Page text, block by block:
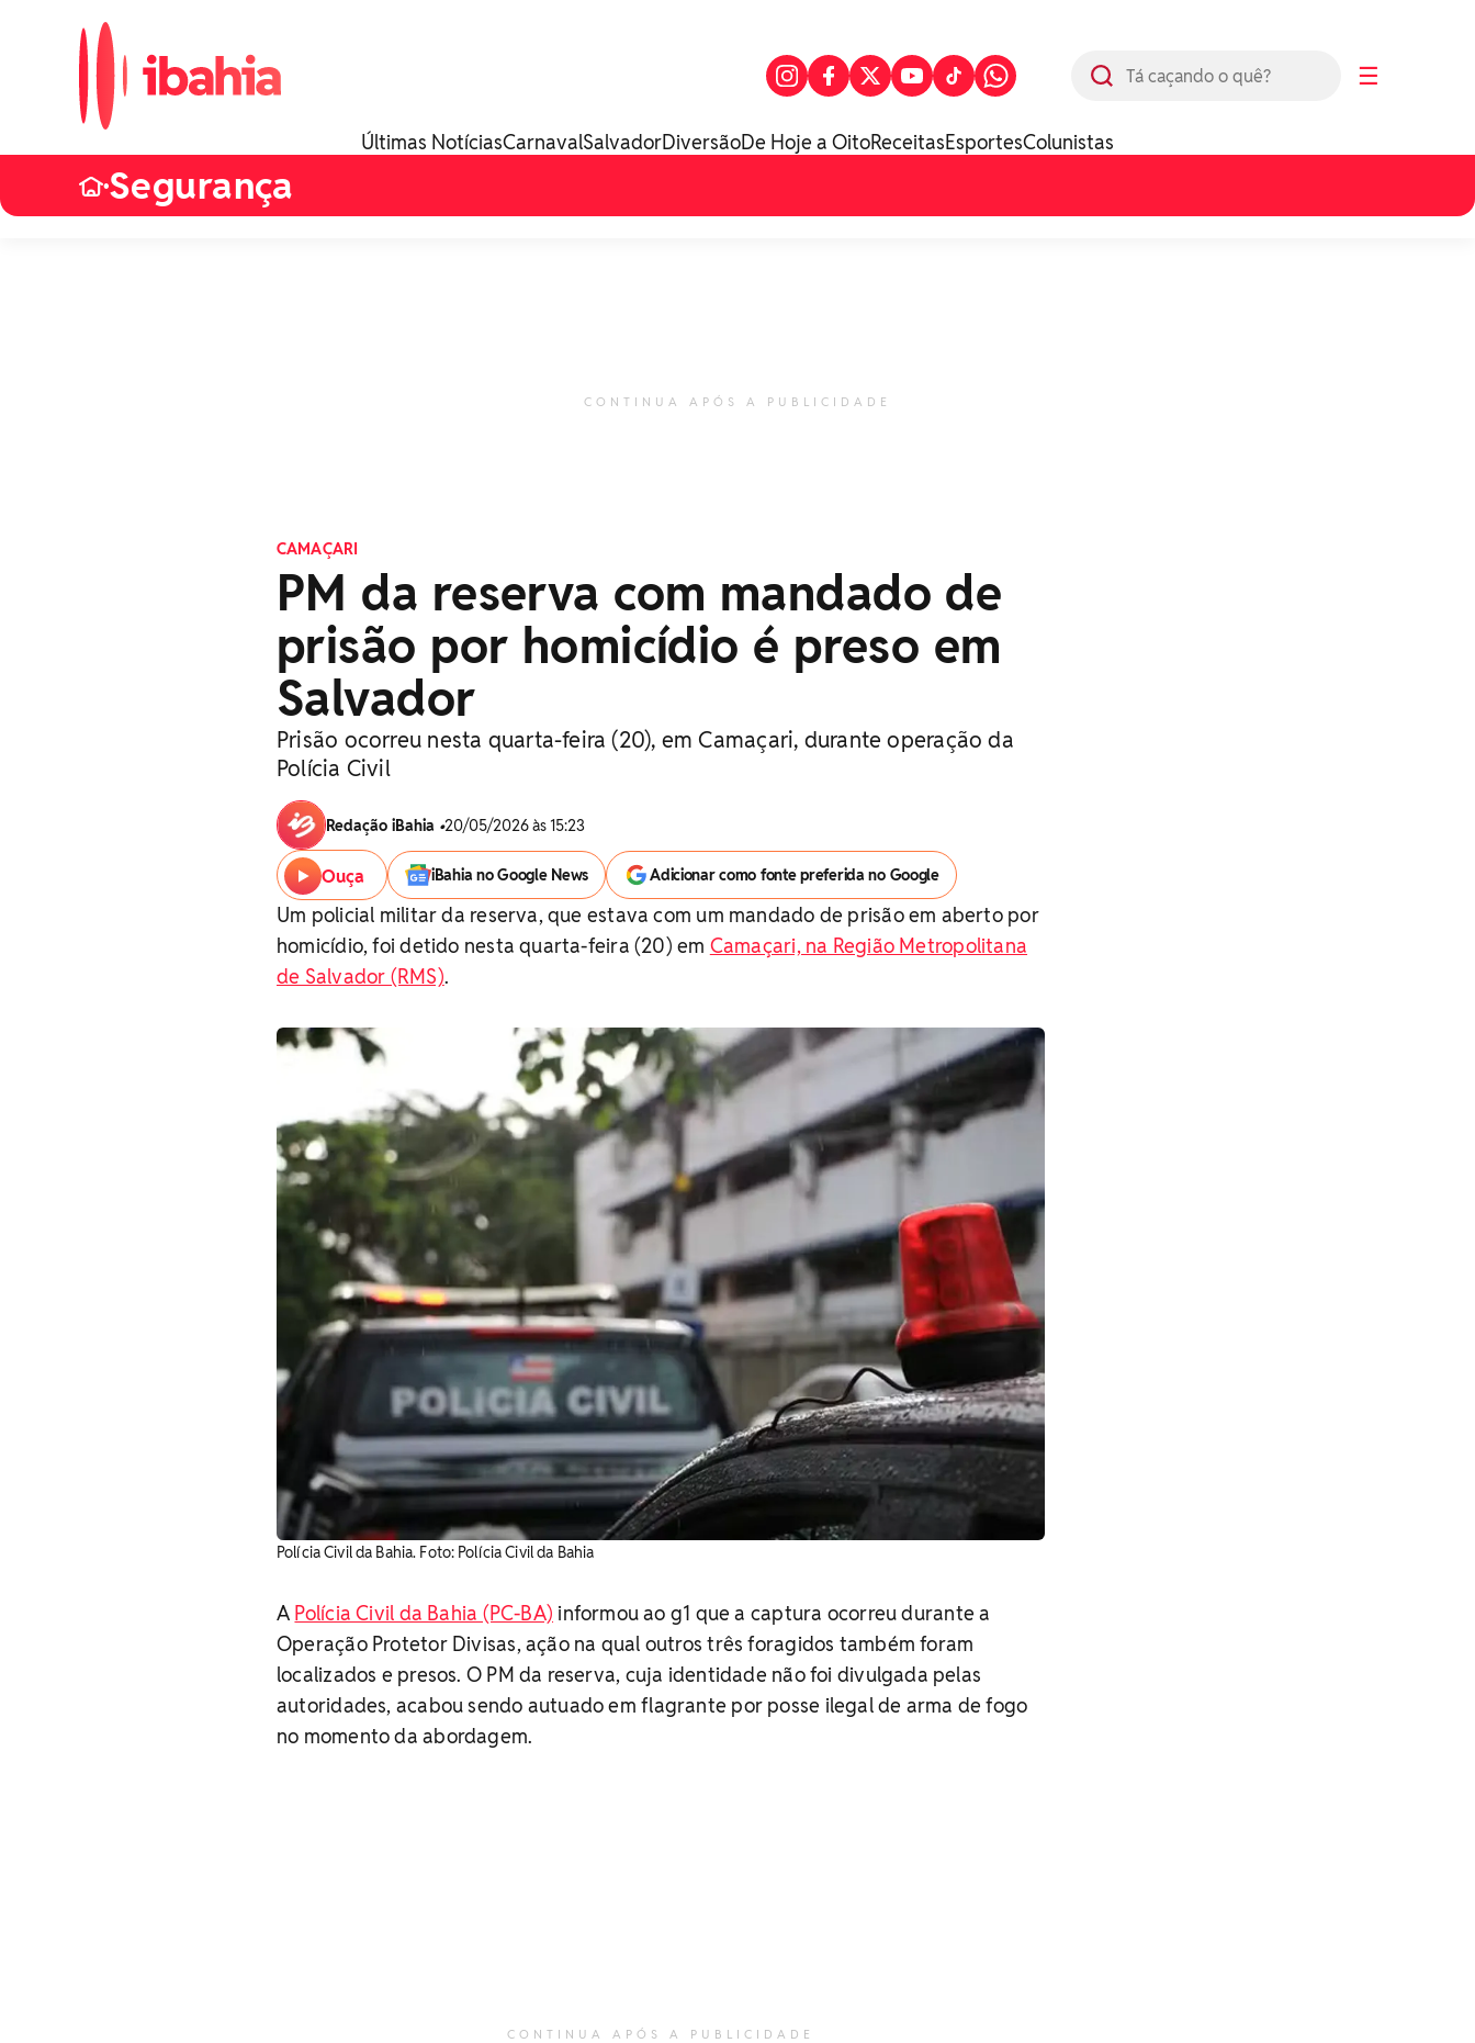
☰
Últimas NotíciasCarnavalSalvadorDiversãoDe Hoje a OitoReceitasEsportesColunistas
•Segurança
CONTINUA APÓS A PUBLICIDADE
CAMAÇARI
PM da reserva com mandado de
prisão por homicídio é preso em
Salvador
Prisão ocorreu nesta quarta-feira (20), em Camaçari, durante operação da
Polícia Civil
Redação iBahia •20/05/2026 às 15:23
Ouça iBahia no Google News Adicionar como fonte preferida no Google
Um policial militar da reserva, que estava com um mandado de prisão em aberto por
homicídio, foi detido nesta quarta-feira (20) em Camaçari, na Região Metropolitana
de Salvador (RMS).
Polícia Civil da Bahia. Foto: Polícia Civil da Bahia
A Polícia Civil da Bahia (PC-BA) informou ao g1 que a captura ocorreu durante a
Operação Protetor Divisas, ação na qual outros três foragidos também foram
localizados e presos. O PM da reserva, cuja identidade não foi divulgada pelas
autoridades, acabou sendo autuado em flagrante por posse ilegal de arma de fogo
no momento da abordagem.
CONTINUA APÓS A PUBLICIDADE